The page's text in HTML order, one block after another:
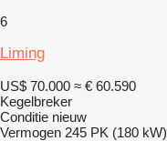
6
Liming
US$ 70.000 ≈ € 60.590
Kegelbreker
Conditie nieuw
Vermogen 245 PK (180 kW)